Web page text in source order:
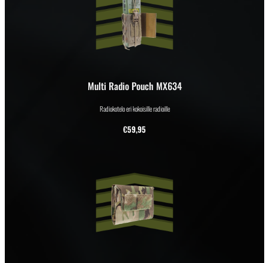
Multi Radio Pouch MX634
Radiokotelo eri kokoisille radioille
€59,95